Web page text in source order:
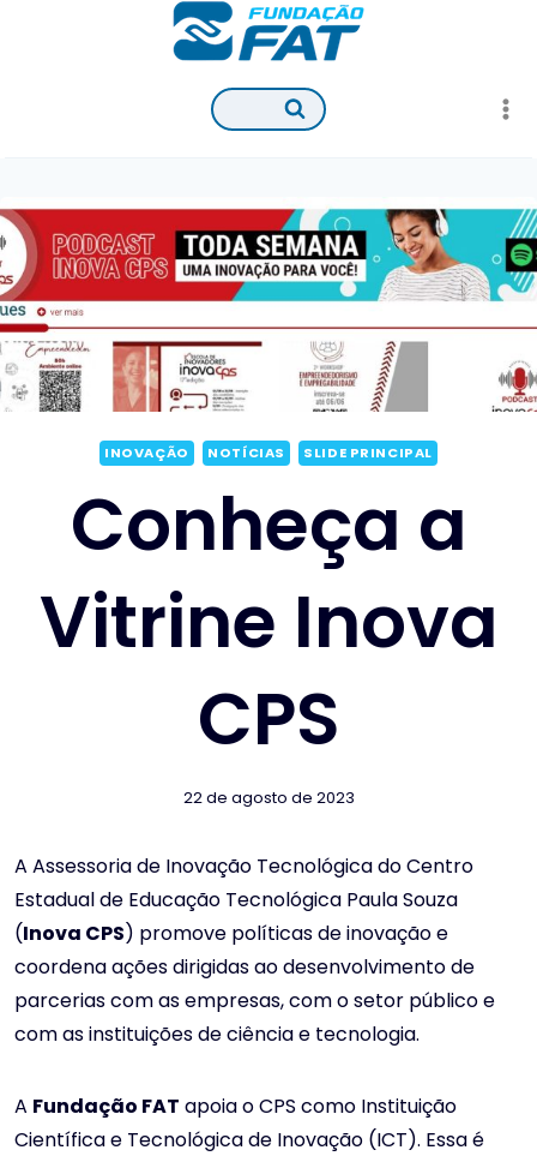
INOVAÇÃO NOTÍCIAS SLIDE PRINCIPAL
Conheça a
Vitrine Inova
CPS
22 de agosto de 2023
A Assessoria de Inovação Tecnológica do Centro
Estadual de Educação Tecnológica Paula Souza
(Inova CPS) promove políticas de inovação e
coordena ações dirigidas ao desenvolvimento de
parcerias com as empresas, com o setor público e
com as instituições de ciência e tecnologia.
A Fundação FAT apoia o CPS como Instituição
Científica e Tecnológica de Inovação (ICT). Essa é